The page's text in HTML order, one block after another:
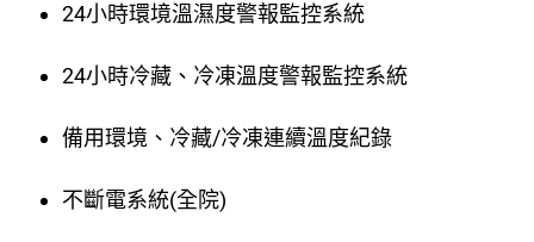
24小時環境溫濕度警報監控系統
24小時冷藏、冷凍溫度警報監控系統
備用環境、冷藏/冷凍連續溫度紀錄
不斷電系統(全院)